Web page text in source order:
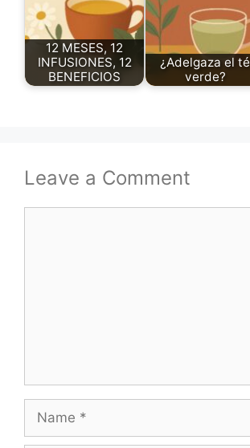
12 MESES, 12
INFUSIONES, 12
BENEFICIOS
¿Adelgaza el té
verde?
Leave a Comment